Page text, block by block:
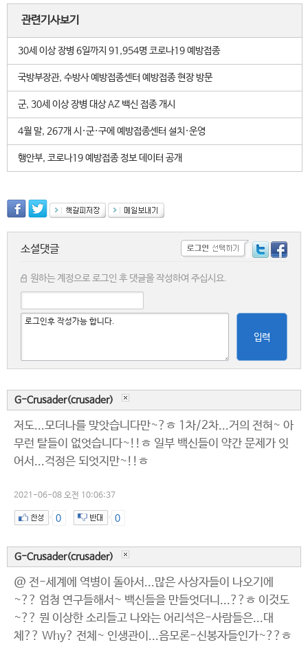
관련기사보기
30세 이상 장병 6일까지 91,954명 코로나19 예방접종
국방부장관, 수방사 예방접종센터 예방접종 현장 방문
군, 30세 이상 장병 대상 AZ 백신 접종 개시
4월 말, 267개 시·군·구에 예방접종센터 설치·운영
행안부, 코로나19 예방접종 정보 데이터 공개
소셜댓글
원하는 계정으로 로그인 후 댓글을 작성하여 주십시요.
입력
G-Crusader(crusader)
저도...모더나를 맞앗습니다만~?ㅎ 1차/2차...거의 전혀~ 아
무런 탈들이 없엇습니다~!!ㅎ 일부 백신들이 약간 문제가 잇
어서...걱정은 되엇지만~!!ㅎ
2021-06-08 오전 10:06:37
0 0
G-Crusader(crusader)
@ 전-세계에 역병이 돌아서...많은 사상자들이 나오기에
~?? 엄청 연구들해서~ 백신들을 만들엇더니...??ㅎ 이것도
~?? 뭔 이상한 소리들고 나와는 어리석은-사람들은...대
체?? Why? 전체~ 인생관이...음모론-신봉자들인가~??ㅎ